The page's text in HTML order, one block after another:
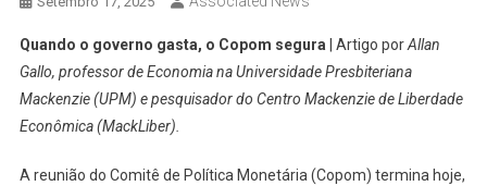
Quando o governo gasta, o Copom segura| Artigo porAllan
Gallo, professor de Economia na Universidade Presbiteriana
Mackenzie (UPM) e pesquisador do Centro Mackenzie de Liberdade
Econômica (MackLiber).
A reunião do Comitê de Política Monetária (Copom) termina hoje,